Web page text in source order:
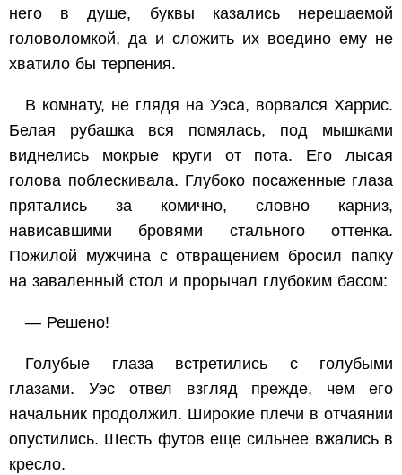
него в душе, буквы казались нерешаемой
головоломкой, да и сложить их воедино ему не
хватило бы терпения.
В комнату, не глядя на Уэса, ворвался Харрис.
Белая рубашка вся помялась, под мышками
виднелись мокрые круги от пота. Его лысая
голова поблескивала. Глубоко посаженные глаза
прятались за комично, словно карниз,
нависавшими бровями стального оттенка.
Пожилой мужчина с отвращением бросил папку
на заваленный стол и прорычал глубоким басом:
— Решено!
Голубые глаза встретились с голубыми
глазами. Уэс отвел взгляд прежде, чем его
начальник продолжил. Широкие плечи в отчаянии
опустились. Шесть футов еще сильнее вжались в
кресло.